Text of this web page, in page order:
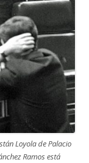
Loyola de Palacio
Ramos está